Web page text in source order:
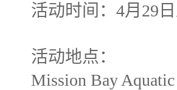
活动时间： 4月 29
活动地点：
Mission Bay Aquatic